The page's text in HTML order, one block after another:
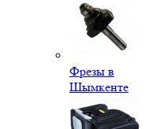
Фрезы в
Шымкенте